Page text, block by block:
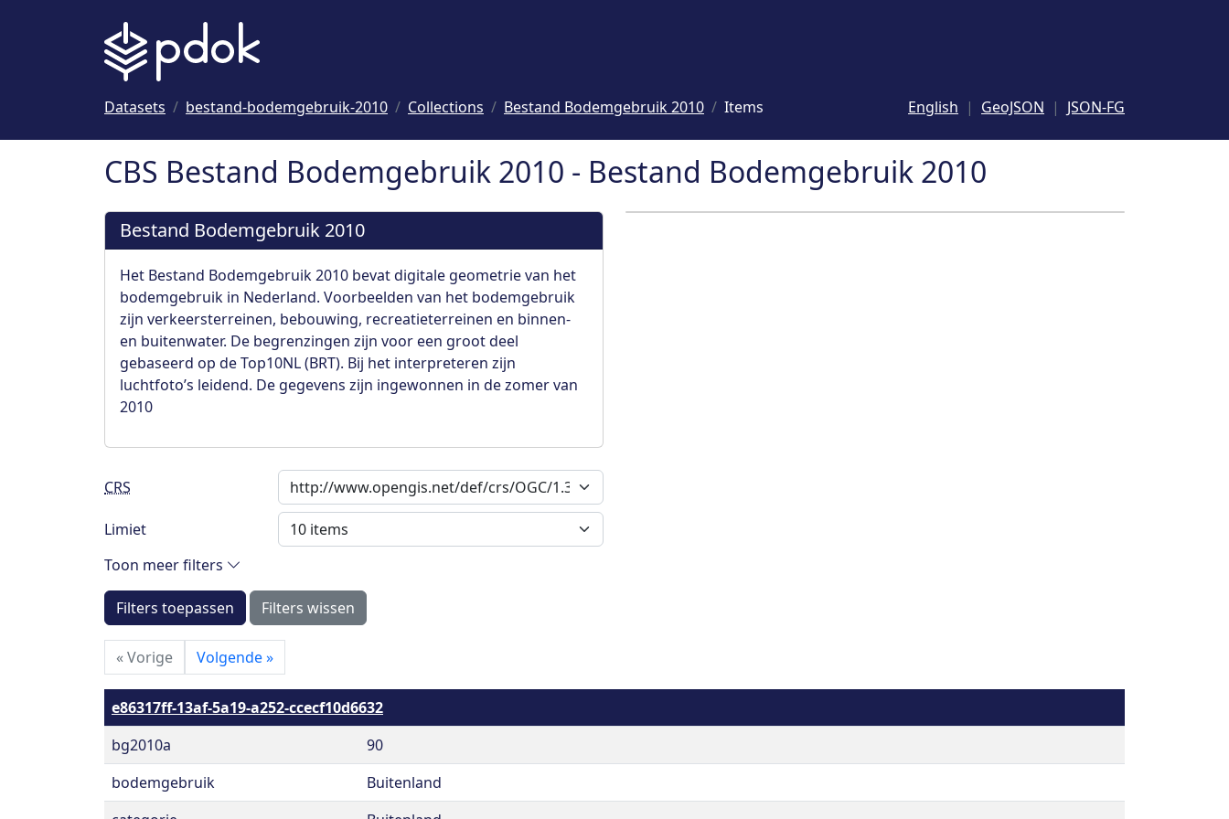
Datasets bestand-bodemgebruik-2010 Collections Bestand Bodemgebruik 2010 Items English GeoJSON JSON-FG
CBS Bestand Bodemgebruik 2010 - Bestand Bodemgebruik 2010
Bestand Bodemgebruik 2010
Het Bestand Bodemgebruik 2010 bevat digitale geometrie van het
bodemgebruik in Nederland. Voorbeelden van het bodemgebruik
zijn verkeersterreinen, bebouwing, recreatieterreinen en binnen-
en buitenwater. De begrenzingen zijn voor een groot deel
gebaseerd op de Top10NL (BRT). Bij het interpreteren zijn
luchtfoto’s leidend. De gegevens zijn ingewonnen in de zomer van
2010
CRS
Limiet
Toon meer filters
Filters toepassen Filters wissen
«Vorige Volgende»
e86317ff-13af-5a19-a252-ccecf10d6632
bg2010a
90
bodemgebruik
Buitenland